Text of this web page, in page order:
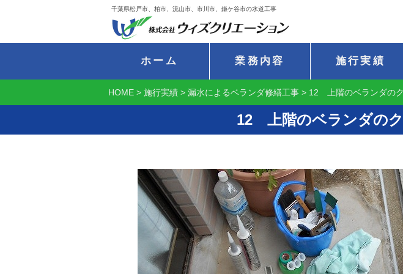
千葉県松戸市、柏市、流山市、市川市、鎌ケ谷市の水道工事
ホーム 業務内容 施行実績
HOME > 施行実績 > 漏水によるベランダ修繕工事 > 12 上階のベランダの
12 上階のベランダの